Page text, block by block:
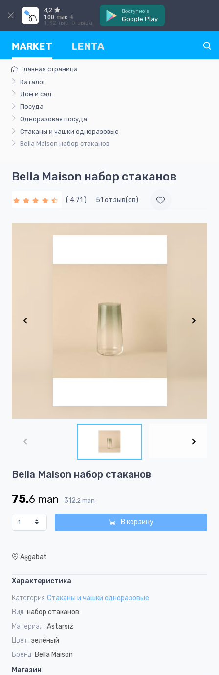
4,2
100 тыс.+
1,92 тыс. отзыва
Доступно в
Google Play
MARKET LENTA
Главная страница
Каталог
Дом и сад
Посуда
Одноразовая посуда
Стаканы и чашки одноразовые
Bella Maison набор стаканов
Bella Maison набор стаканов
( 4.71 ) 51 отзыв(ов)
1
2
Bella Maison набор стаканов
75.6 man 312.2 man
В корзину
Aşgabat
Характеристика
Категория Стаканы и чашки одноразовые
Вид: набор стаканов
Материал: Astarsız
Цвет: зелёный
Бренд: Bella Maison
Магазин